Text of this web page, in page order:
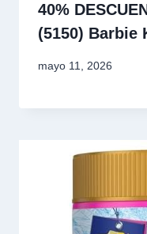
40%
(5150) Barbie
mayo 11, 2026